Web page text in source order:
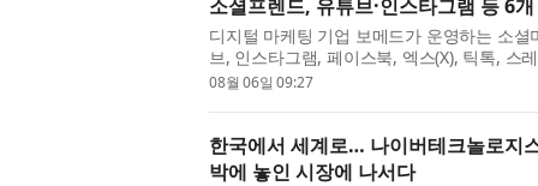
소셜프렌드, 유튜브·인스타그램 등 6
디지털 마케팅 기업 보메드가 운영하는 소셜
브, 인스타그램, 페이스북, 엑스(X), 틱톡, 스
한곳에서 이용할 수 있는 통합 환...
08월 06일 09:27
한국에서 세계로… 나이버테크놀로지
박에 놓인 시장에 나서다